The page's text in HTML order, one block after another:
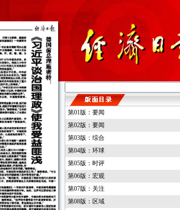
第01版：要闻
第02版：要闻
第03版：综合
第04版：环球
第05版：时评
第06版：宏观
第07版：关注
第08版：区域